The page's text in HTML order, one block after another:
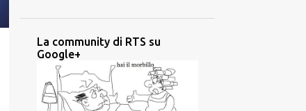
La community di RTS su
Google+